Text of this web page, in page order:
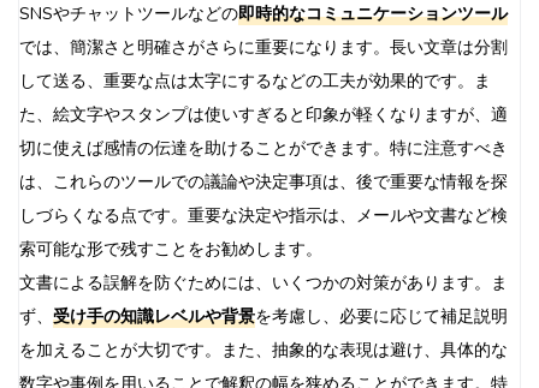
SNSやチャットツールなどの即時的なコミュニケーションツール
では、簡潔さと明確さがさらに重要になります。長い文章は分割
して送る、重要な点は太字にするなどの工夫が効果的です。ま
た、絵文字やスタンプは使いすぎると印象が軽くなりますが、適
切に使えば感情の伝達を助けることができます。特に注意すべき
は、これらのツールでの議論や決定事項は、後で重要な情報を探
しづらくなる点です。重要な決定や指示は、メールや文書など検
索可能な形で残すことをお勧めします。
文書による誤解を防ぐためには、いくつかの対策があります。ま
ず、 受け手の知識レベルや背景を考慮し、必要に応じて補足説明
を加えることが大切です。また、抽象的な表現は避け、具体的な